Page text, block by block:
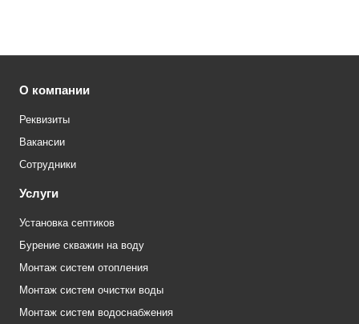
О компании
Реквизиты
Вакансии
Сотрудники
Услуги
Установка септиков
Бурение скважин на воду
Монтаж систем отопления
Монтаж систем очистки воды
Монтаж систем водоснабжения